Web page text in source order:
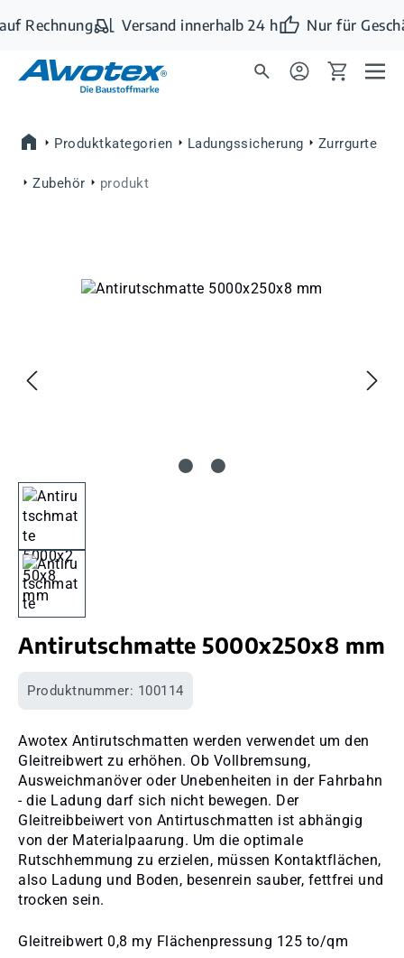
Zum Hauptinhalt springen
Rechnung Versand innerhalb 24 h Nur für
Produktkategorien Ladungssicherung Zurrgurte
Zubehör produkt
Bildergalerie überspringen
Antirutschmatte 5000x250x8 mm
Produktnummer: 100114
Awotex Antirutschmatten werden verwendet um den
Gleitreibwert zu erhöhen. Ob Vollbremsung,
Ausweichmanöver oder Unebenheiten in der Fahrbahn
- die Ladung darf sich nicht bewegen. Der
Gleitreibbeiwert von Antirtuschmatten ist abhängig
von der Materialpaarung. Um die optimale
Rutschhemmung zu erzielen, müssen Kontaktflächen,
also Ladung und Boden, besenrein sauber, fettfrei und
trocken sein.
Gleitreibwert 0,8 my Flächenpressung 125 to/qm